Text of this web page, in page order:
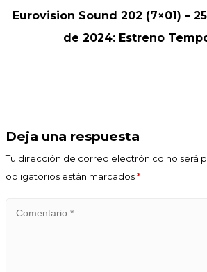
Eurovision Sound 202 (7×01) –
de 2024: Estreno
Deja una respuesta
Tu dirección de correo electrónico no será
obligatorios están marcados*